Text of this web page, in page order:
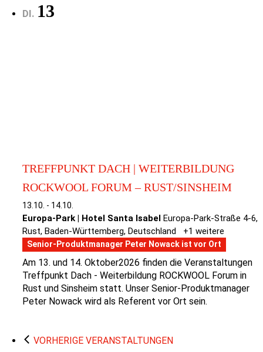
DI. 13
TREFFPUNKT DACH | WEITERBILDUNG
ROCKWOOL FORUM – RUST/SINSHEIM
13.10. - 14.10.
Europa-Park | Hotel Santa Isabel Europa-Park-Straße 4-6,
Rust, Baden-Württemberg, Deutschland
+1 weitere
Senior-Produktmanager Peter Nowack ist vor Ort
Am 13. und 14. Oktober2026 finden die Veranstaltungen
Treffpunkt Dach - Weiterbildung ROCKWOOL Forum in
Rust und Sinsheim statt. Unser Senior-Produktmanager
Peter Nowack wird als Referent vor Ort sein.
VORHERIGE VERANSTALTUNGEN